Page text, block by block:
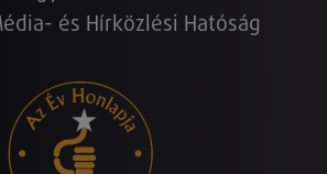
és Hírközlési Hatóság